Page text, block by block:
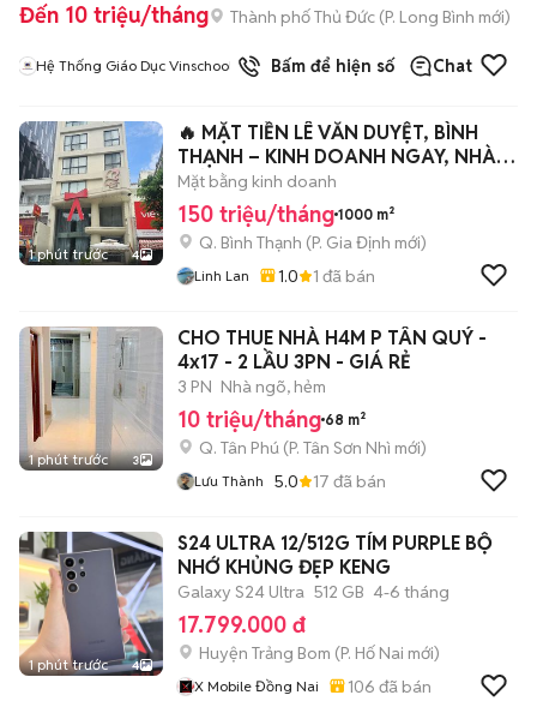
Đến 10 triệu/tháng Thành phố Thủ Đức (P. Long Bình mới)
Hệ Thống Giáo Dục Vinschool Bấm để hiện số Chat
1 phút trước 4
​🔥 MẶT TIỀN LÊ VĂN DUYỆT, BÌNH
THẠNH – KINH DOANH NGAY, NHÀ
MỚI 100%
Mặt bằng kinh doanh
150 triệu/tháng 1000 m²
Q. Bình Thạnh (P. Gia Định mới)
Linh Lan 1.0 1 đã bán
1 phút trước 3
CHO THUE NHÀ H4M P TÂN QUÝ -
4x17 - 2 LẦU 3PN - GIÁ RẺ
3 PN Nhà ngõ, hẻm
10 triệu/tháng 68 m²
Q. Tân Phú (P. Tân Sơn Nhì mới)
Lưu Thành 5.0 17 đã bán
1 phút trước 4
S24 ULTRA 12/512G TÍM PURPLE BỘ
NHỚ KHỦNG ĐẸP KENG
Galaxy S24 Ultra 512 GB 4-6 tháng
17.799.000 đ
Huyện Trảng Bom (P. Hố Nai mới)
X Mobile Đồng Nai 106 đã bán